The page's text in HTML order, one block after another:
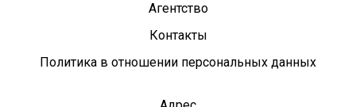
Агентство
Контакты
Политика в отношении персональных данных